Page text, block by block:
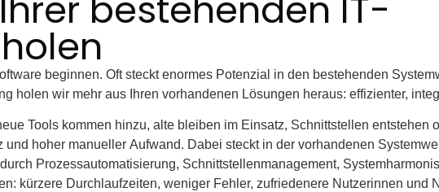
beginnen. Oft steckt enormes Potenzial in den bestehenden
holen wir mehr aus Ihren vorhandenen Lösungen heraus: effizienter,
Tools kommen hinzu, alte bleiben im Einsatz, Schnittstellen entstehen
hoher manueller Aufwand. Dabei steckt in der vorhandenen
Prozessautomatisierung, Schnittstellenmanagement,
kürzere Durchlaufzeiten, weniger Fehler, zufriedenere Nutzerinnen und